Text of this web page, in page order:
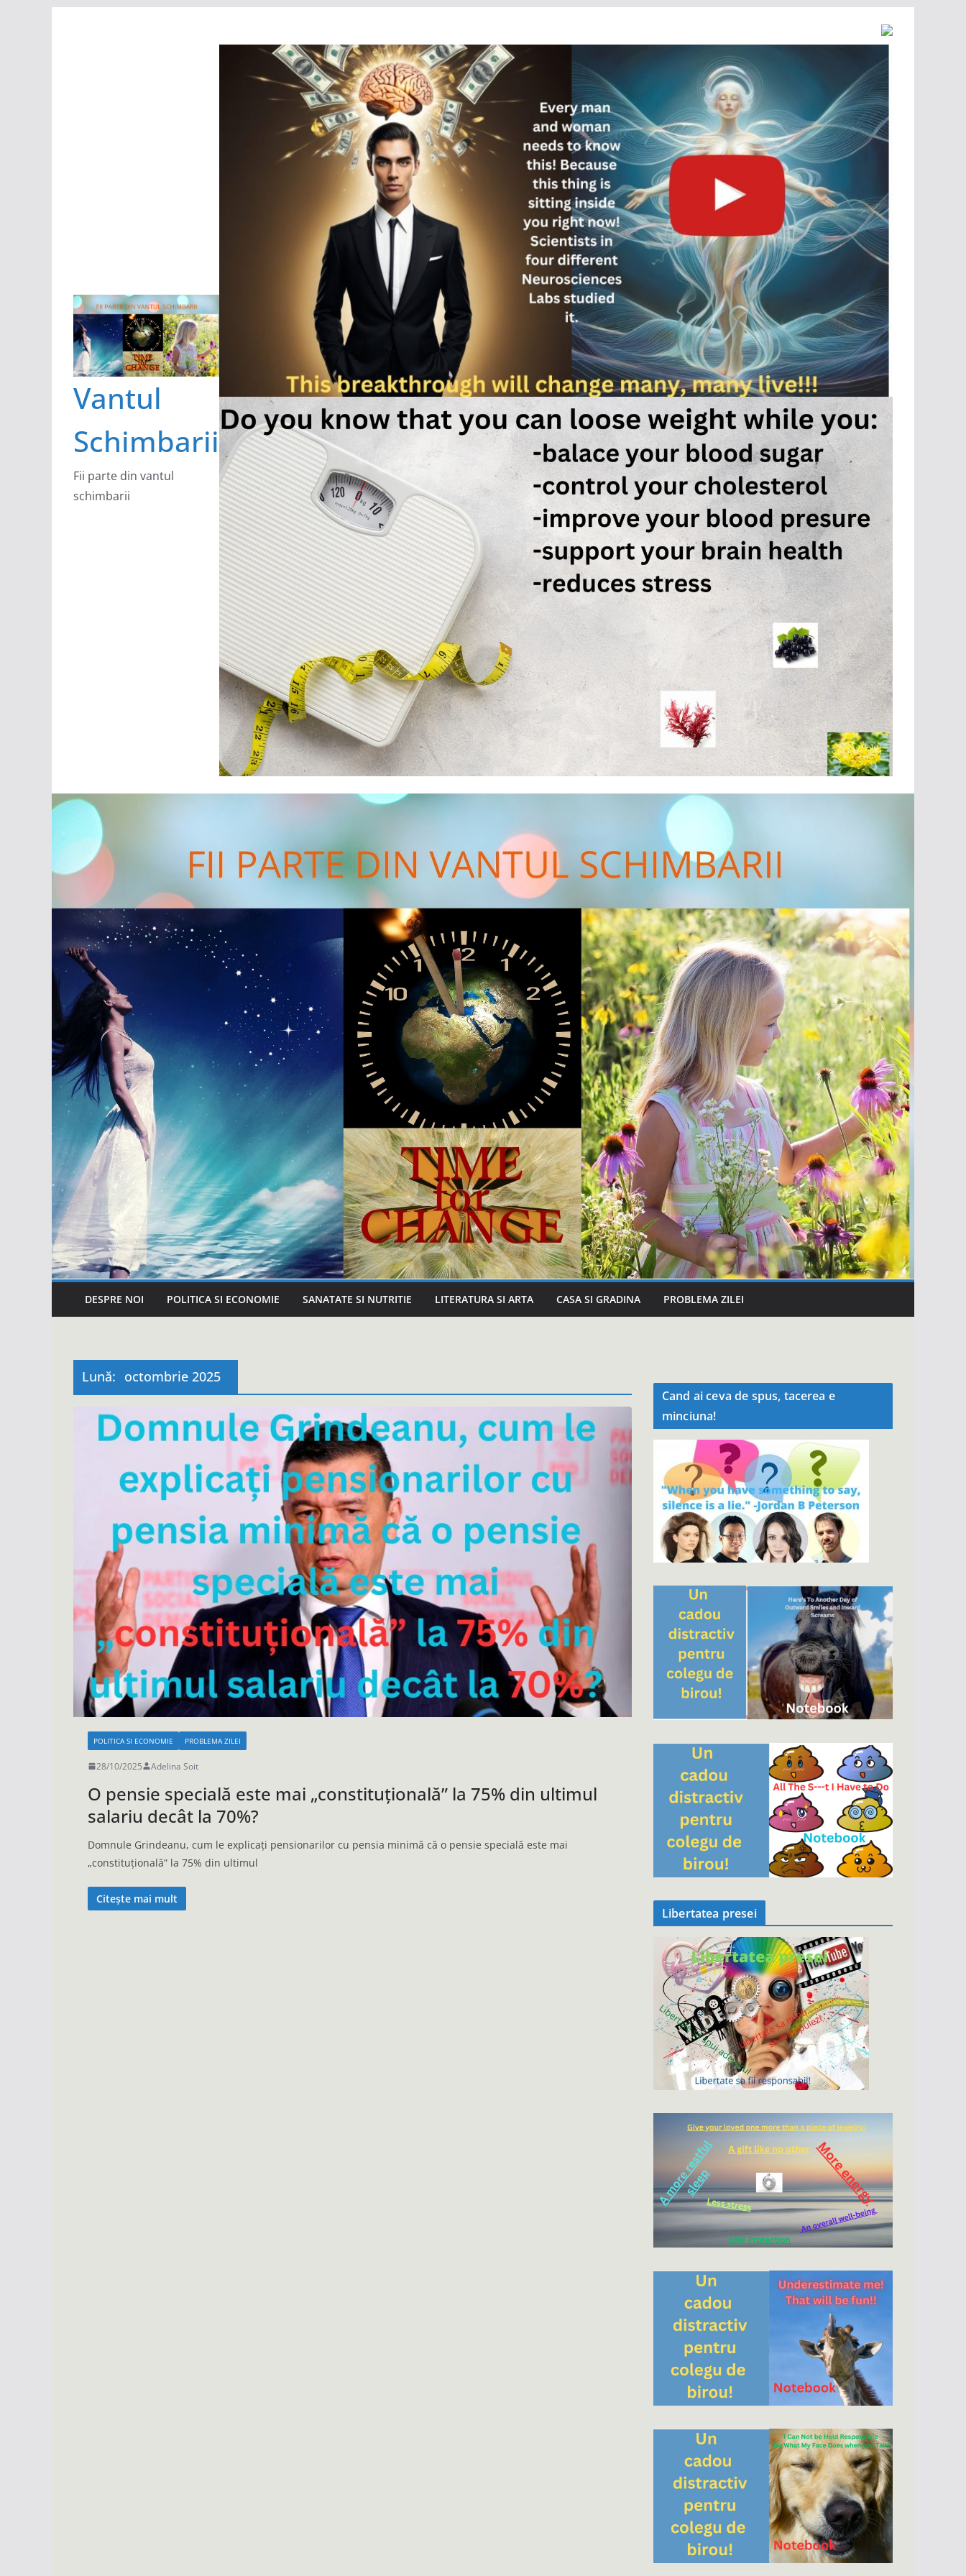
Vantul
Schimbarii
Fii parte din vantul
schimbarii
DESPRE NOI POLITICA SI ECONOMIE SANATATE SI NUTRITIE LITERATURA SI ARTA CASA SI GRADINA PROBLEMA ZILEI
Lună: octombrie 2025
POLITICA SI ECONOMIE PROBLEMA ZILEI
28/10/2025 Adelina Soit
O pensie specială este mai „constituțională” la 75% din ultimul
salariu decât la 70%?
Domnule Grindeanu, cum le explicați pensionarilor cu pensia minimă că o pensie specială este mai
„constituțională” la 75% din ultimul
Citește mai mult
Cand ai ceva de spus, tacerea e
minciuna!
Libertatea presei